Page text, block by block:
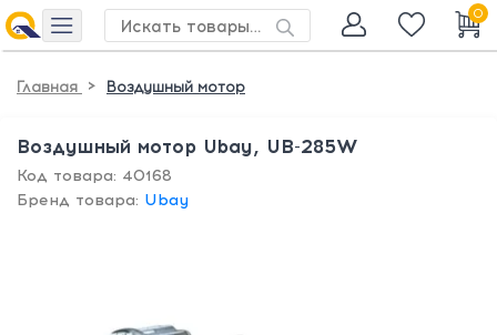
0
Главная > Воздушный мотор
Воздушный мотор Ubay, UB-285W
Код товара: 40168
Бренд товара: Ubay